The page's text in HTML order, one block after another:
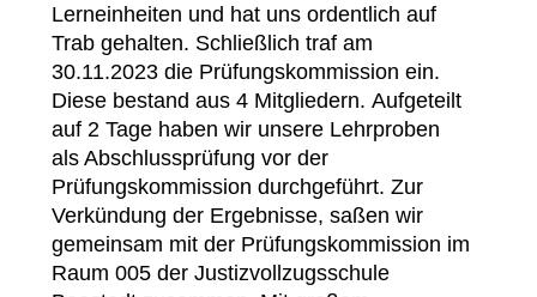
Lerneinheiten und hat uns ordentlich auf
Trab gehalten. Schließlich traf am
30.11.2023 die Prüfungskommission ein.
Diese bestand aus 4 Mitgliedern. Aufgeteilt
auf 2 Tage haben wir unsere Lehrproben
als Abschlussprüfung vor der
Prüfungskommission durchgeführt. Zur
Verkündung der Ergebnisse, saßen wir
gemeinsam mit der Prüfungskommission im
Raum 005 der Justizvollzugsschule